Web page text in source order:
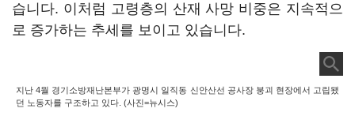
습니다. 이처럼 고령층의 산재 사망 비중은 지속적으
로 증가하는 추세를 보이고 있습니다.
지난 4월 경기소방재난본부가 광명시 일직동 신안산선 공사장 붕괴 현장에서 고립됐
던 노동자를 구조하고 있다. (사진=뉴시스)